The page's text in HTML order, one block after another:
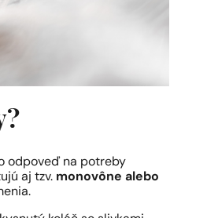
odpoveď na potreby
aj tzv. monovône alebo